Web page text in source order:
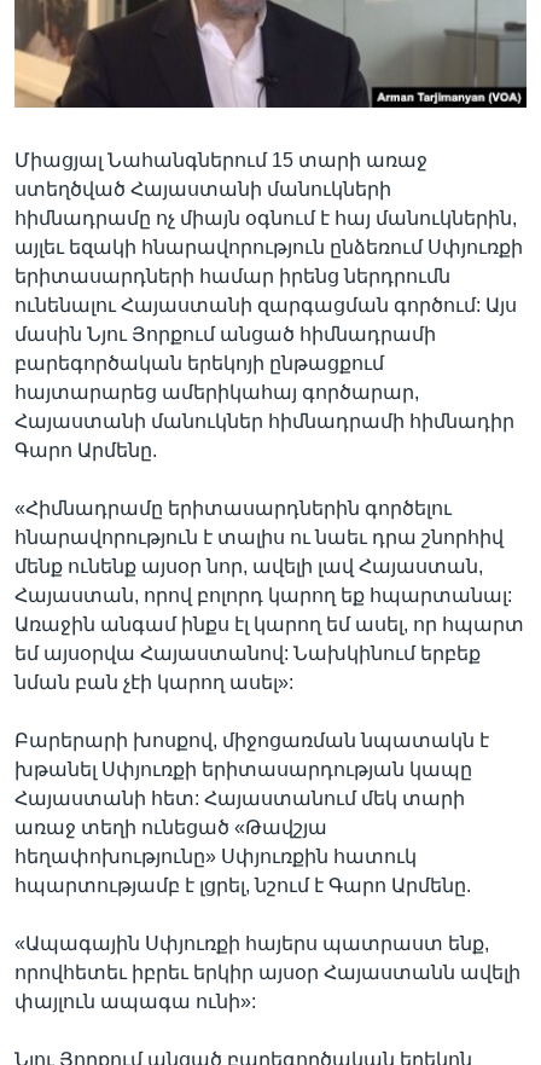
Լեզուներ
Միացյալ Նահանգներում 15 տարի առաջ
ստեղծված Հայաստանի մանուկների
հիմնադրամը ոչ միայն օգնում է հայ մանուկներին,
այլեւ եզակի հնարավորություն ընձեռում Սփյուռքի
երիտասարդների համար իրենց ներդրումն
ունենալու Հայաստանի զարգացման գործում: Այս
մասին Նյու Յորքում անցած հիմնադրամի
բարեգործական երեկոյի ընթացքում
հայտարարեց ամերիկահայ գործարար,
Հայաստանի մանուկներ հիմնադրամի հիմնադիր
Գարո Արմենը.
«Հիմնադրամը երիտասարդներին գործելու
հնարավորություն է տալիս ու նաեւ դրա շնորհիվ
մենք ունենք այսօր նոր, ավելի լավ Հայաստան,
Հայաստան, որով բոլորդ կարող եք հպարտանալ:
Առաջին անգամ ինքս էլ կարող եմ ասել, որ հպարտ
եմ այսօրվա Հայաստանով: Նախկինում երբեք
նման բան չէի կարող ասել»:
Բարերարի խոսքով, միջոցառման նպատակն է
խթանել Սփյուռքի երիտասարդության կապը
Հայաստանի հետ: Հայաստանում մեկ տարի
առաջ տեղի ունեցած «Թավշյա
հեղափոխությունը» Սփյուռքին հատուկ
հպարտությամբ է լցրել, նշում է Գարո Արմենը.
«Ապագային Սփյուռքի հայերս պատրաստ ենք,
որովհետեւ իբրեւ երկիր այսօր Հայաստանն ավելի
փայլուն ապագա ունի»:
Նյու Յորքում անցած բարեգործական երեկոն